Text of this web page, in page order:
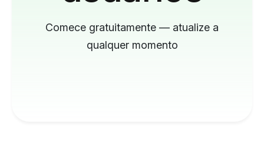
Comece gratuitamente — atualize a
qualquer momento